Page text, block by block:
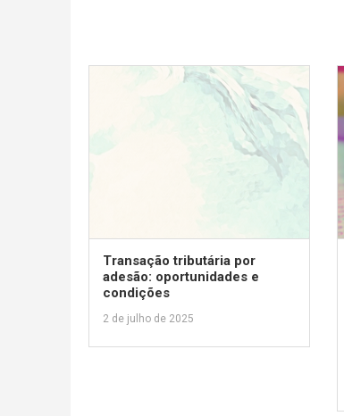
Transação tributária por
adesão: oportunidades e
condições
2 de julho de 2025